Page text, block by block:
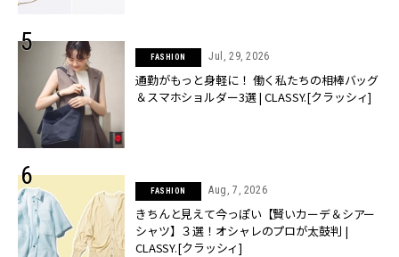
FASHION Jul, 29, 2026
通勤がもっと身軽に！ 働く私たちの相棒バッグ
＆スマホショルダー3選 | CLASSY.[クラッシィ]
FASHION Aug, 7, 2026
きちんと見えて今っぽい【賢いカーデ＆シアー
シャツ】３選！オシャレのプロが太鼓判 |
CLASSY.[クラッシィ]